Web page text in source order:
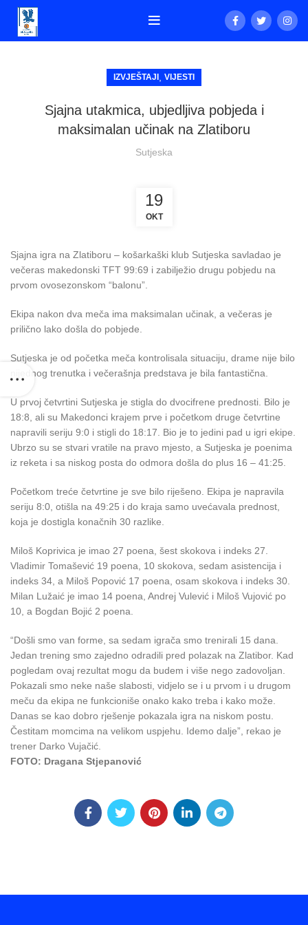
IZVJEŠTAJI VIJESTI
Sjajna utakmica, ubjedljiva pobjeda i
maksimalan učinak na Zlatiboru
Sutjeska
19
OKT
Sjajna igra na Zlatiboru – košarkaški klub Sutjeska savladao je
večeras makedonski TFT 99:69 i zabilježio drugu pobjedu na
prvom ovosezonskom “balonu”.
Ekipa nakon dva meča ima maksimalan učinak, a večeras je
prilično lako došla do pobjede.
Sutjeska je od početka meča kontrolisala situaciju, drame nije bilo
nijednog trenutka i večerašnja predstava je bila fantastična.
U prvoj četvrtini Sutjeska je stigla do dvocifrene prednosti. Bilo je
18:8, ali su Makedonci krajem prve i početkom druge četvrtine
napravili seriju 9:0 i stigli do 18:17. Bio je to jedini pad u igri ekipe.
Ubrzo su se stvari vratile na pravo mjesto, a Sutjeska je poenima
iz reketa i sa niskog posta do odmora došla do plus 16 – 41:25.
Početkom treće četvrtine je sve bilo riješeno. Ekipa je napravila
seriju 8:0, otišla na 49:25 i do kraja samo uvećavala prednost,
koja je dostigla konačnih 30 razlike.
Miloš Koprivica je imao 27 poena, šest skokova i indeks 27.
Vladimir Tomašević 19 poena, 10 skokova, sedam asistencija i
indeks 34, a Miloš Popović 17 poena, osam skokova i indeks 30.
Milan Lužaić je imao 14 poena, Andrej Vulević i Miloš Vujović po
10, a Bogdan Bojić 2 poena.
“Došli smo van forme, sa sedam igrača smo trenirali 15 dana.
Jedan trening smo zajedno odradili pred polazak na Zlatibor. Kad
pogledam ovaj rezultat mogu da budem i više nego zadovoljan.
Pokazali smo neke naše slabosti, vidjelo se i u prvom i u drugom
meču da ekipa ne funkcioniše onako kako treba i kako može.
Danas se kao dobro rješenje pokazala igra na niskom postu.
Čestitam momcima na velikom uspjehu. Idemo dalje”, rekao je
trener Darko Vujačić.
FOTO: Dragana Stjepanović